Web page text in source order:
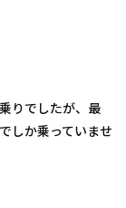
りでしたが、最
しか乗っていませ